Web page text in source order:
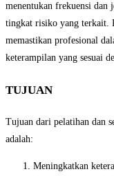
menentukan frekuensi dan
tingkat risiko yang terkait.
memastikan profesional
keterampilan yang sesuai
TUJUAN
Tujuan dari pelatihan dan
adalah:
Meningkatkan